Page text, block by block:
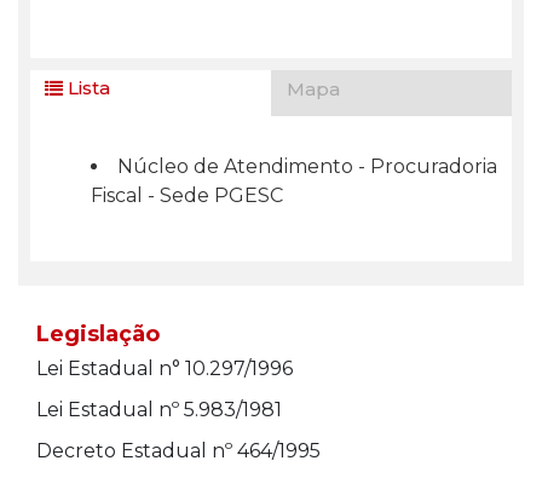
Lista Mapa
Núcleo de Atendimento - Procuradoria
Fiscal - Sede PGESC
Legislação
Lei Estadual n° 10.297/1996
Lei Estadual nº 5.983/1981
Decreto Estadual nº 464/1995